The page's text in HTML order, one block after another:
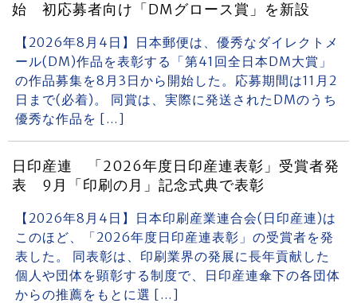
始 初応募者向け「DMグロース賞」を新設
【2026年8月4日】日本郵便は、優秀なダイレクトメ
ール(DM)作品を表彰する「第41回全日本DM大賞」
の作品募集を8月3日から開始した。応募期間は11月2
日まで(必着)。 同賞は、実際に発送されたDMのうち
優秀な作品を […]
日印産連 「2026年度日印産連表彰」受賞者発
表 9月「印刷の月」記念式典で表彰
【2026年8月4日】日本印刷産業連合会(日印産連)は
このほど、「2026年度日印産連表彰」の受賞者を発
表した。 同表彰は、印刷業界の発展に長年貢献した
個人や団体を顕彰する制度で、日印産連傘下の各団体
からの推薦をもとに選 […]